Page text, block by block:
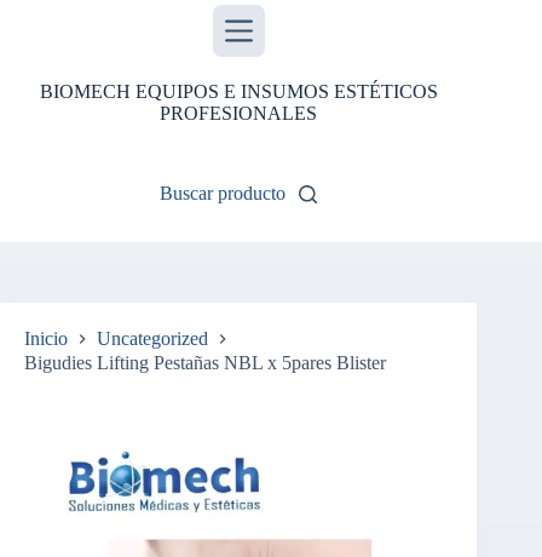
BIOMECH EQUIPOS E INSUMOS ESTÉTICOS
PROFESIONALES
Buscar producto
Inicio
Uncategorized
Bigudies Lifting Pestañas NBL x 5pares Blister